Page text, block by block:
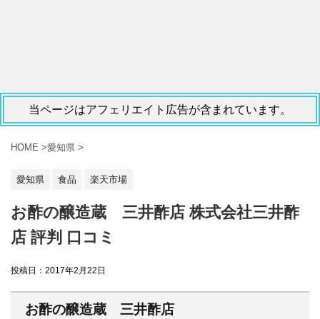
当ページはアフェリエイト広告が含まれています。
HOME >愛知県 >
愛知県 食品 楽天市場
お酢の醸造蔵 三井酢店 株式会社三井酢
店 評判 口コミ
投稿日： 2017年2月22日
お酢の醸造蔵 三井酢店